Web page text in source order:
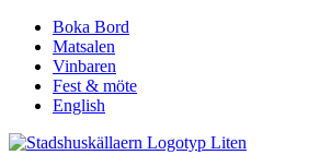
Boka Bord
Matsalen
Vinbaren
Fest & möte
English